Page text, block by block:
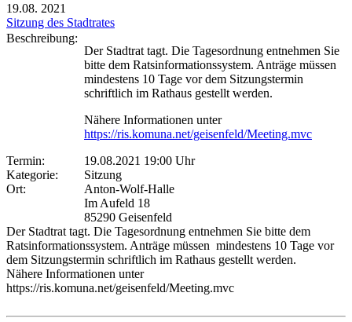
19.08. 2021
Sitzung des Stadtrates
Beschreibung:
Der Stadtrat tagt. Die Tagesordnung entnehmen Sie
bitte dem Ratsinformationssystem. Anträge müssen
mindestens 10 Tage vor dem Sitzungstermin
schriftlich im Rathaus gestellt werden.
Nähere Informationen unter
https://ris.komuna.net/geisenfeld/Meeting.mvc
Termin:
19.08.2021 19:00 Uhr
Kategorie:
Sitzung
Ort:
Anton-Wolf-Halle
Im Aufeld 18
85290 Geisenfeld
Der Stadtrat tagt. Die Tagesordnung entnehmen Sie bitte dem
Ratsinformationssystem. Anträge müssen mindestens 10 Tage vor
dem Sitzungstermin schriftlich im Rathaus gestellt werden.
Nähere Informationen unter
https://ris.komuna.net/geisenfeld/Meeting.mvc